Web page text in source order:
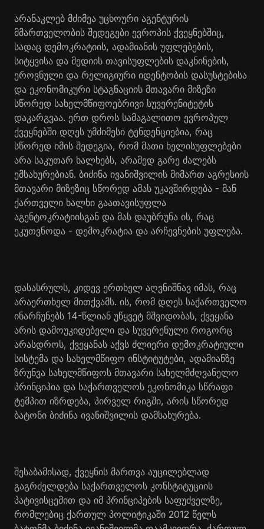
არანაკლებ მძიმეა უცხოური აგენტურის
მმართველობის შედეგები ევროპის ქვეყნებშიც,
სადაც დემოკრატიის, ადამიანის უფლებების,
სიტყვისა და მედიის თავისუფლების დაკნინების,
ეროვნული და რელიგიური იდენტობის დასუსტებისა
და ეკონომიკური სტაგნაციის მთავარი მიზეზი
სწორედ სახელმწიფოებრივი სუვერენიტეტის
დაკარგვაა. ერთ დროს სამაგალითო ევროპულ
ქვეყნებში დღეს უმძიმესი ტენდენციებია, რაც
სწორედ იმის შედეგია, რომ მათი ხელისუფლებები
არა საკუთარ ხალხებს, არამედ გარე ძალებს
ემსახურებიან. ბიძინა ივანიშვილის მიმართ აგრესიის
მთავარი მიზეზიც სწორედ ამას უკავშირდება - მან
ქართველი ხალხი გაათავისუფლა
აგენტოკრატიისგან და მას დაუბრუნა ის, რაც
ეკუთვნოდა - დემოკრატია და არჩევნების უფლება.
დასასრულს, კიდევ ერთხელ აღვნიშნავ იმას, რაც
არაერთხელ მითქვამს. ის, რომ დღეს საქართველო
ინარჩუნებს 14-წლიან უწყვეტ მშვიდობას, ქვეყანა
არის დამოუკიდებელი და სუვერენული როგორც
არასდროს, ქვეყანას აქვს ძლიერი დემოკრატიული
სისტემა და სახელმწიფო ინსტიტუტები, ადამიანზე
ზრუნვა სახელმწიფოს მთავარი სახელმძღვანელო
პრინციპია და საქართველოს ეკონომიკა სწრაფი
ტემპით იზრდება, პირველ რიგში, არის სწორედ
ბატონი ბიძინა ივანიშვილის დამსახურება.
შესაბამისად, ქვეყნის მართვა აუცილებლად
გაგრძელდება საქართველოს კონსტიტუციის
პატივისცემით და იმ პრინციპების საფუძველზე,
რომლებიც ქართულ პოლიტიკაში 2012 წელს